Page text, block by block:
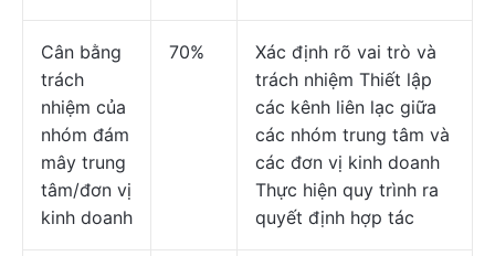
Cân bằng
trách
nhiệm của
nhóm đám
mây trung
tâm/đơn vị
kinh doanh
70%
Xác định rõ vai trò và
trách nhiệm Thiết lập
các kênh liên lạc giữa
các nhóm trung tâm và
các đơn vị kinh doanh
Thực hiện quy trình ra
quyết định hợp tác